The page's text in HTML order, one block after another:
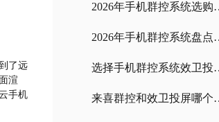
了远
渲
手机
2026年手机群控
2026年手机群
选择手机
来喜群控和效卫